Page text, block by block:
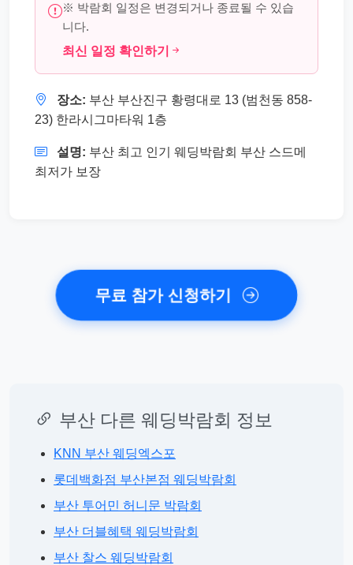
※ 박람회 일정은 변경되거나 종료될 수 있습
니다.
최신 일정 확인하기
장소: 부산 부산진구 황령대로 13 (범천동 858-
23) 한라시그마타워 1층
설명: 부산 최고 인기 웨딩박람회 부산 스드메
최저가 보장
무료 참가 신청하기
부산 다른 웨딩박람회 정보
KNN 부산 웨딩엑스포
롯데백화점 부산본점 웨딩박람회
부산 투어민 허니문 박람회
부산 더블혜택 웨딩박람회
부산 찰스 웨딩박람회